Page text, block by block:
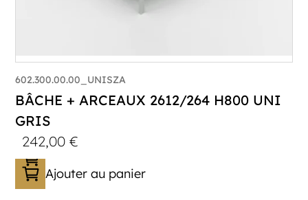
602.300.00.00_UNISZA
BÂCHE + ARCEAUX 2612/264 H800 UNI
GRIS
242,00€
Ajouter au panier